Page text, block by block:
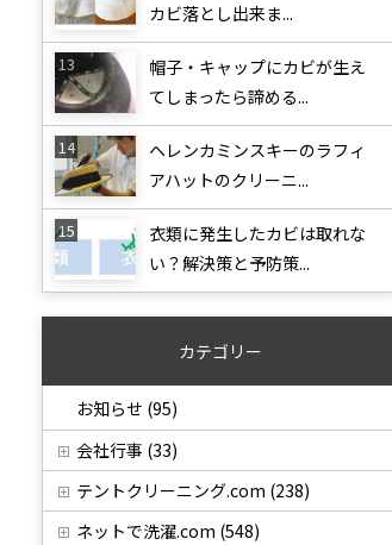
カビ落とし出来ま...
帽子・キャップにカビが生え
てしまったら諦める...
ヘレンカミンスキーのラフィ
アハットのクリーニ...
衣類に発生したカビは取れな
い？解決策と予防策...
カテゴリー
お知らせ (95)
会社行事 (33)
テントクリーニング.com (238)
ネットで洗濯.com (548)